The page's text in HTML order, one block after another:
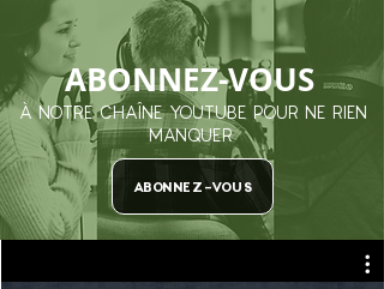
ABONNEZ-VOUS
À NOTRE CHAÎNE YOUTUBE POUR NE RIEN
MANQUER
ABONNEZ-VOUS